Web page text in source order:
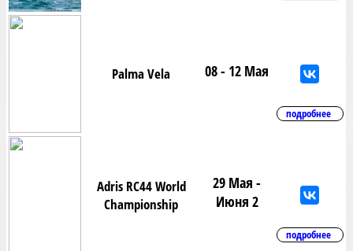
Palma Vela 08 - 12 Мая
подробнее
Adris RC44 World
Championship
29 Мая -
Июня 2
подробнее